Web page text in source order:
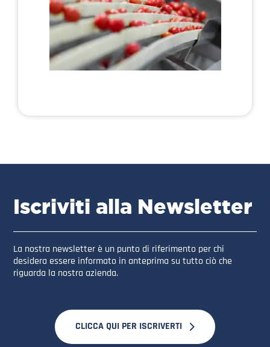
Iscriviti alla Newsletter
La nostra newsletter è un punto di riferimento per chi
desidera essere informato in anteprima su tutto ciò che
riguarda la nostra azienda.
CLICCA QUI PER ISCRIVERTI